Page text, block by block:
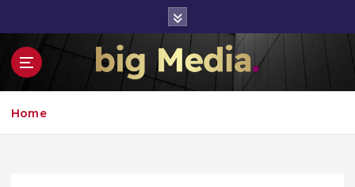
o
Inspirace pro mediální růst a podnikání
Home